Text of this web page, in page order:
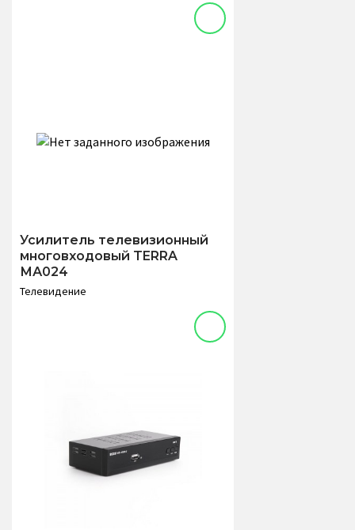
Усилитель телевизионный
многовходовый TERRA
МА024
Телевидение